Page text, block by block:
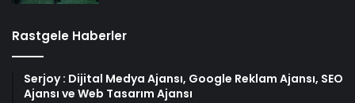
Rastgele Haberler
Serjoy : Dijital Medya Ajansı, Google Reklam Ajansı, SEO
Ajansı ve Web Tasarım Ajansı